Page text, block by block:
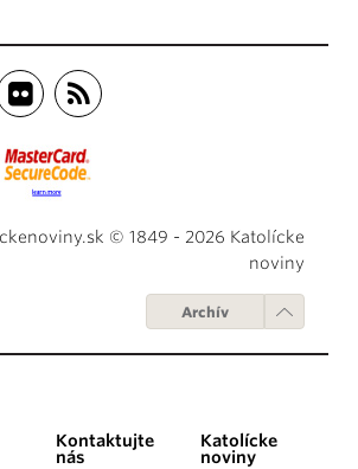
© 1849 - 2026 Katolícke
noviny
Archív
Kontaktujte
nás
Katolícke
noviny